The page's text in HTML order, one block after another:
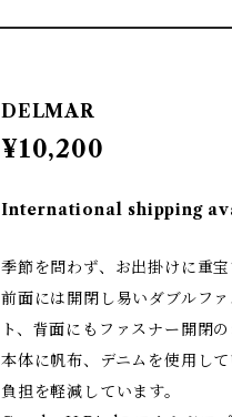
DELMAR
¥10,200
International shipping
季節を問わず、お出掛けに重
前面には開閉し易いダブルフ
ト、背面にもファスナー開閉
本体に帆布、デニムを使用し
負担を軽減しています。